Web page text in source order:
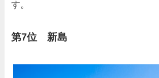
す。
第7位 新島